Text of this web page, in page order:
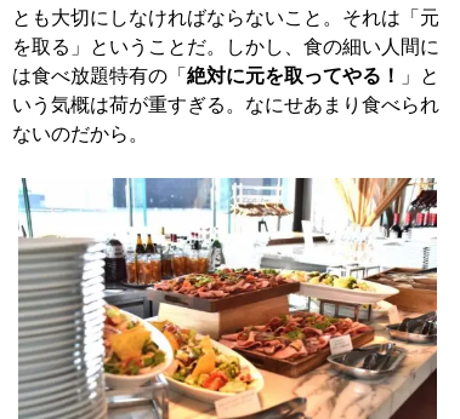
とも大切にしなければならないこと。それは「元
を取る」ということだ。しかし、食の細い人間に
は食べ放題特有の「 絶対に元を取ってやる！
」と
いう気概は荷が重すぎる。なにせあまり食べられ
ないのだから。